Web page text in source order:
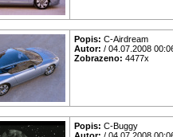
Popis: C-Airdream
Autor: / 04.07.2008
Zobrazeno: 4477x
Popis: C-Buggy